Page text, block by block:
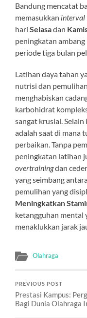
Bandung mencatat
memasukkan interval
hariSelasadan
peningkatan
periode tiga bulan
Latihan daya tahan
nutrisi dan
menghabiskan
karbohidrat
sangat krusial. Selain
adalah saat di mana
perbaikan. Tanpa
peningkatan latihan
overtrainingdan
yang seimbang
pemulihan yang
Meningkatkan
ketangguhan
menaklukkan jarak
Olahraga
PREVIOUS POST
Prestasi Kampus:
Bagi Dunia Olahraga